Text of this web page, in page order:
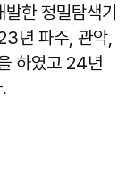
한 정밀탐색기
년 파주, 관악,
하였고 24년